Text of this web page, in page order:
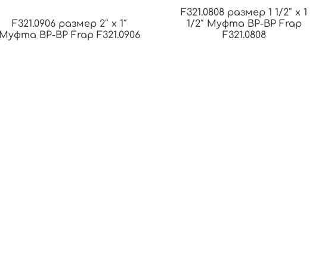
F321.0906 размер 2″ x 1″
Муфта ВР-ВР Frap F321.0906
F321.0808 размер 1 1/2″ x 1
1/2″ Муфта ВР-ВР Frap
F321.0808